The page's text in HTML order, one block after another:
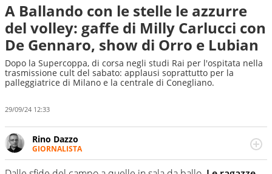
A Ballando con le stelle le azzurre
del volley: gaffe di Milly Carlucci con
De Gennaro, show di Orro e Lubian
Dopo la Supercoppa, di corsa negli studi Rai per l'ospitata nella
trasmissione cult del sabato: applausi soprattutto per la
palleggiatrice di Milano e la centrale di Conegliano.
29/09/24 12:33
Rino Dazzo
GIORNALISTA
Se mai ci fosse modo di traslare il glossario del calcio in
una nicchia di esperti, lui ne farebbe parte. Non si perde